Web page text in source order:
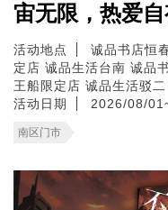
宙无限，热爱自
活动地点 诚品书店恒
定店 诚品生活台南 诚品
王船限定店 诚品生活驳二
活动日期
2026/08/
南区门市